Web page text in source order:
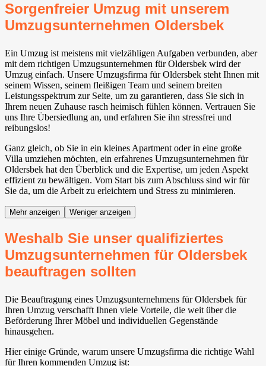
Sorgenfreier Umzug mit unserem
Umzugsunternehmen Oldersbek
Ein Umzug ist meistens mit vielzähligen Aufgaben verbunden, aber
mit dem richtigen Umzugsunternehmen für Oldersbek wird der
Umzug einfach. Unsere Umzugsfirma für Oldersbek steht Ihnen mit
seinem Wissen, seinem fleißigen Team und seinem breiten
Leistungsspektrum zur Seite, um zu garantieren, dass Sie sich in
Ihrem neuen Zuhause rasch heimisch fühlen können. Vertrauen Sie
uns Ihre Übersiedlung an, und erfahren Sie ihn stressfrei und
reibungslos!
Ganz gleich, ob Sie in ein kleines Apartment oder in eine große
Villa umziehen möchten, ein erfahrenes Umzugsunternehmen für
Oldersbek hat den Überblick und die Expertise, um jeden Aspekt
effizient zu bewältigen. Vom Start bis zum Abschluss sind wir für
Sie da, um die Arbeit zu erleichtern und Stress zu minimieren.
Mehr anzeigen Weniger anzeigen
Weshalb Sie unser qualifiziertes
Umzugsunternehmen für Oldersbek
beauftragen sollten
Die Beauftragung eines Umzugsunternehmens für Oldersbek für
Ihren Umzug verschafft Ihnen viele Vorteile, die weit über die
Beförderung Ihrer Möbel und individuellen Gegenstände
hinausgehen.
Hier einige Gründe, warum unsere Umzugsfirma die richtige Wahl
für Ihren kommenden Umzug ist: